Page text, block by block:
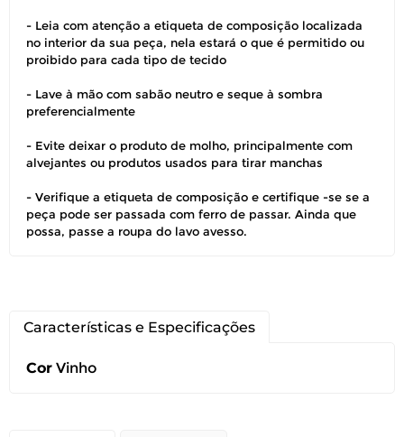
Você pode devolver este
produto gratuitamente.
Você possui até 07 dias corridos, após o
recebimento do produto, para solicitar
esteja sem uso.
devolução .
- Leia com atenção a etiqueta de composição localizada
no interior da sua peça, nela estará o que é permitido ou
proibido para cada tipo de tecido
- Lave à mão com sabão neutro e seque à sombra
preferencialmente
- Evite deixar o produto de molho, principalmente com
alvejantes ou produtos usados para tirar manchas
- Verifique a etiqueta de composição e certifique -se se a
peça pode ser passada com ferro de passar. Ainda que
possa, passe a roupa do lavo avesso.
Características e Especificações
Cor Vinho